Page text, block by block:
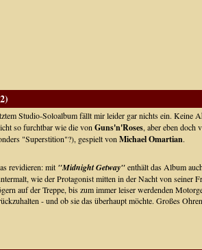
Studio-Soloalbum fällt mir leider gar nichts ein. Keine
so furchtbar wie die von Guns'n'Roses, aber eben doch
"Superstition"?), gespielt von Michael Omartian.
revidieren: mit "Midnight Getway"enthält das Album
wie der Protagonist mitten in der Nacht von seiner
auf der Treppe, bis zum immer leiser werdenden
- und ob sie das überhaupt möchte. Großes